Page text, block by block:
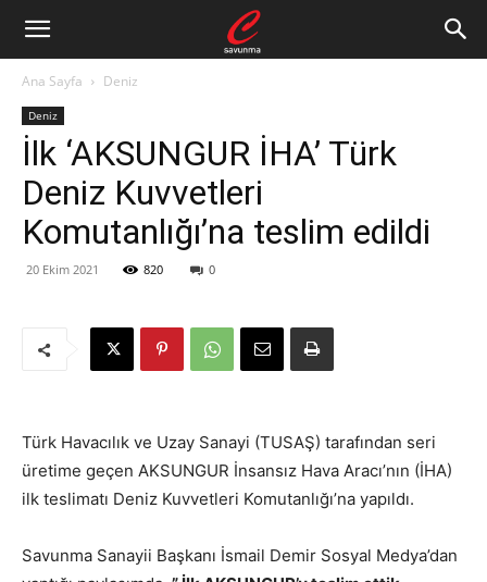
Ana Sayfa Deniz
Deniz
İlk ‘AKSUNGUR İHA’ Türk
Deniz Kuvvetleri
Komutanlığı’na teslim edildi
20 Ekim 2021 820 0
Türk Havacılık ve Uzay Sanayi (TUSAŞ) tarafından seri
üretime geçen AKSUNGUR İnsansız Hava Aracı’nın (İHA)
ilk teslimatı Deniz Kuvvetleri Komutanlığı’na yapıldı.
Savunma Sanayii Başkanı İsmail Demir Sosyal Medya’dan